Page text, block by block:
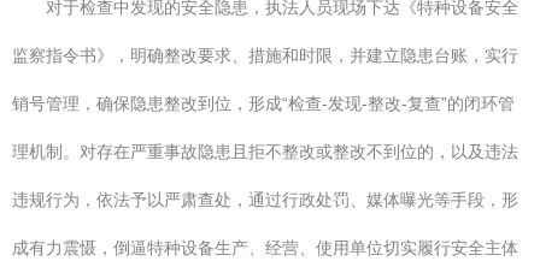
对于检查中发现的安全隐患，执法人员现场下达《特种设备安全
监察指令书》，明确整改要求、措施和时限，并建立隐患台账，实行
销号管理，确保隐患整改到位，形成“检查-发现-整改-复查”的闭环管
理机制。对存在严重事故隐患且拒不整改或整改不到位的，以及违法
违规行为，依法予以严肃查处，通过行政处罚、媒体曝光等手段，形
成有力震慑，倒逼特种设备生产、经营、使用单位切实履行安全主体